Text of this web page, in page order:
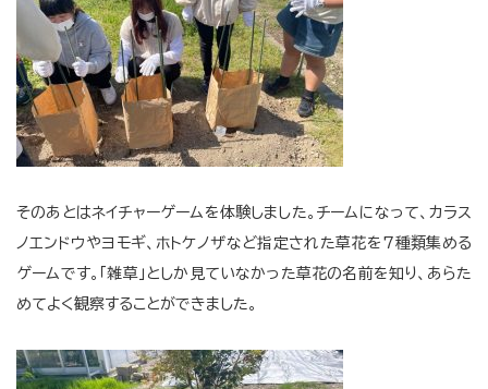
そのあとはネイチャーゲームを体験しました。チームになって、カラス
ノエンドウやヨモギ、ホトケノザなど指定された草花を7種類集める
ゲームです。「雑草」としか見ていなかった草花の名前を知り、あらた
めてよく観察することができました。